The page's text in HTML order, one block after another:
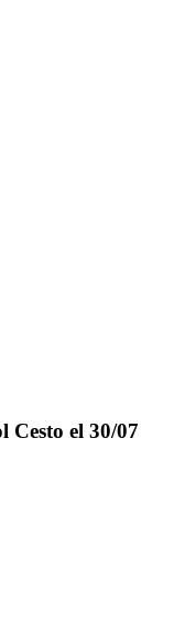
Cesto el 30/07